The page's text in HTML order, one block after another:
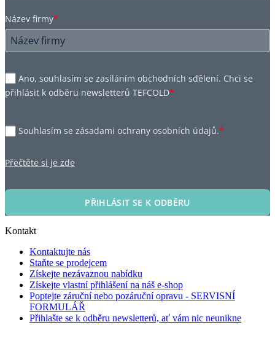
Název firmy*
Ano, souhlasím se zasíláním obchodních sdělení. Chci se
přihlásit k odběru newsletterů TEFCOLD*
Souhlasím se zásadami ochrany osobních údajů.*
Přečtěte si je zde
PŘIHLÁSIT SE K ODBĚRU
Kontakt
Kontaktujte nás
Staňte se prodejcem
Získejte nezávaznou nabídku
Získejte vlastní přihlášení na náš e-shop
Poptejte záruční nebo pozáruční opravu - SERVISNÍ
FORMULÁŘ
Přihlašte se k odběru newsletterů, ať vám nic neunikne